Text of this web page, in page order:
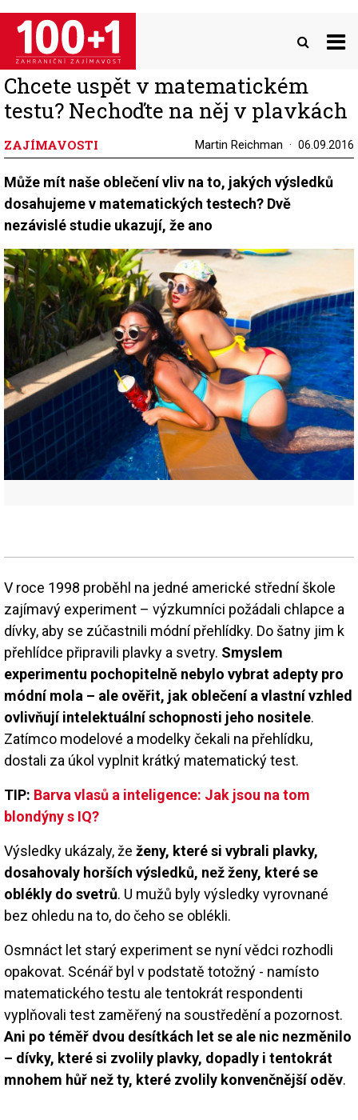
Přejít
hlavnímu
obsahu
Chcete uspět v matematickém
testu? Nechoďte na něj v plavkách
ZAJÍMAVOSTI Martin Reichman 06.09.2016
Může mít naše oblečení vliv na to, jakých výsledků
dosahujeme v matematických testech? Dvě
nezávislé studie ukazují, že ano
V roce 1998 proběhl na jedné americké střední škole
zajímavý experiment – výzkumníci požádali chlapce a
dívky, aby se zúčastnili módní přehlídky. Do šatny jim k
přehlídce připravili plavky a svetry. Smyslem
experimentu pochopitelně nebylo vybrat adepty pro
módní mola – ale ověřit, jak oblečení a vlastní vzhled
ovlivňují intelektuální schopnosti jeho nositele.
Zatímco modelové a modelky čekali na přehlídku,
dostali za úkol vyplnit krátký matematický test.
TIP: Barva vlasů a inteligence: Jak jsou na tom
blondýny s IQ?
Výsledky ukázaly, že ženy, které si vybrali plavky,
dosahovaly horších výsledků, než ženy, které se
oblékly do svetrů. U mužů byly výsledky vyrovnané
bez ohledu na to, do čeho se oblékli.
Osmnáct let starý experiment se nyní vědci rozhodli
opakovat. Scénář byl v podstatě totožný - namísto
matematického testu ale tentokrát respondenti
vyplňovali test zaměřený na soustředění a pozornost.
Ani po téměř dvou desítkách let se ale nic nezměnilo
– dívky, které si zvolily plavky, dopadly i tentokrát
mnohem hůř než ty, které zvolily konvenčnější oděv.